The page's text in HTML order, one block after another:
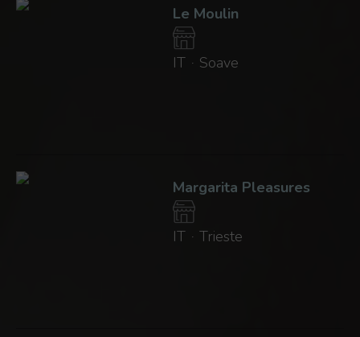
Le Moulin
IT · Soave
Margarita Pleasures
IT · Trieste